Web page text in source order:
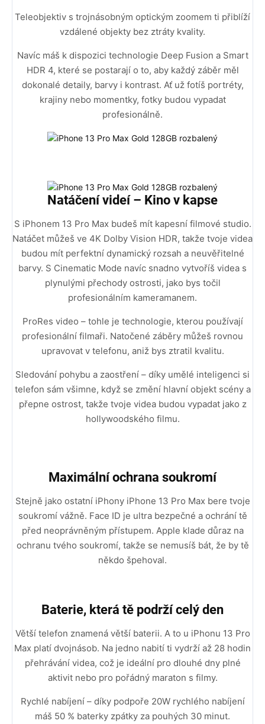
Teleobjektiv s trojnásobným optickým zoomem ti přiblíží
vzdálené objekty bez ztráty kvality.
Navíc máš k dispozici technologie Deep Fusion a Smart
HDR 4, které se postarají o to, aby každý záběr měl
dokonalé detaily, barvy i kontrast. Ať už fotíš portréty,
krajiny nebo momentky, fotky budou vypadat
profesionálně.
Natáčení videí – Kino v kapse
S iPhonem 13 Pro Max budeš mít kapesní filmové studio.
Natáčet můžeš ve 4K Dolby Vision HDR, takže tvoje videa
budou mít perfektní dynamický rozsah a neuvěřitelné
barvy. S Cinematic Mode navíc snadno vytvoříš videa s
plynulými přechody ostrosti, jako bys točil
profesionálním kameramanem.
ProRes video – tohle je technologie, kterou používají
profesionální filmaři. Natočené záběry můžeš rovnou
upravovat v telefonu, aniž bys ztratil kvalitu.
Sledování pohybu a zaostření – díky umělé inteligenci si
telefon sám všimne, když se změní hlavní objekt scény a
přepne ostrost, takže tvoje videa budou vypadat jako z
hollywoodského filmu.
Maximální ochrana soukromí
Stejně jako ostatní iPhony iPhone 13 Pro Max bere tvoje
soukromí vážně. Face ID je ultra bezpečné a ochrání tě
před neoprávněným přístupem. Apple klade důraz na
ochranu tvého soukromí, takže se nemusíš bát, že by tě
někdo špehoval.
Baterie, která tě podrží celý den
Větší telefon znamená větší baterii. A to u iPhonu 13 Pro
Max platí dvojnásob. Na jedno nabití ti vydrží až 28 hodin
přehrávání videa, což je ideální pro dlouhé dny plné
aktivit nebo pro pořádný maraton s filmy.
Rychlé nabíjení – díky podpoře 20W rychlého nabíjení
máš 50 % baterky zpátky za pouhých 30 minut.